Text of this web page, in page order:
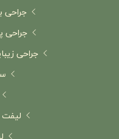
جراحی
جراحی
جراحی